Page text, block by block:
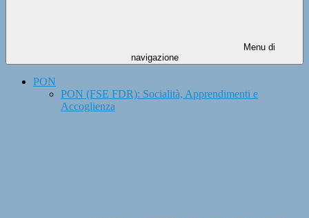
Menu di
navigazione
PON
PON (FSE FDR): Socialità, Apprendimenti e
Accoglienza